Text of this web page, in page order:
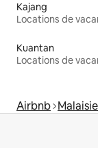
Kajang
Locations de
Kuantan
Locations de
Airbnb Malaisie